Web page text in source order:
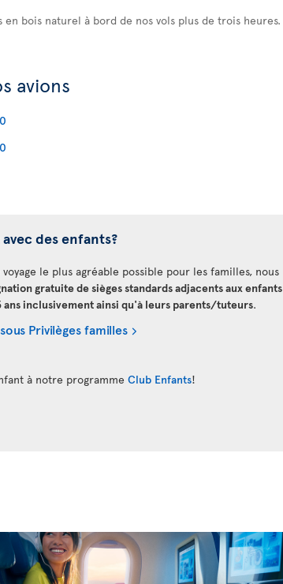
bois naturel à bord de nos vols plus de trois heures.
avions
des enfants?
le plus agréable possible pour les familles, nous
gratuite de sièges standards adjacents aux enfants
ans inclusivement ainsi qu'à leurs parents/tuteurs.
Privilèges familles
à notre programme Club Enfants!